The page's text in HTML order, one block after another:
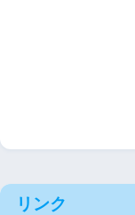
リンク